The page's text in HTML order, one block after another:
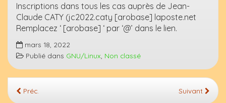
Inscriptions dans tous les cas auprès de Jean-
Claude CATY (jc2022.caty [arobase] laposte.net
Remplacez ‘ [arobase] ‘ par ‘@’ dans le lien.
mars 18, 2022
Publié dans GNU/Linux Non classé
Préc. Suivant